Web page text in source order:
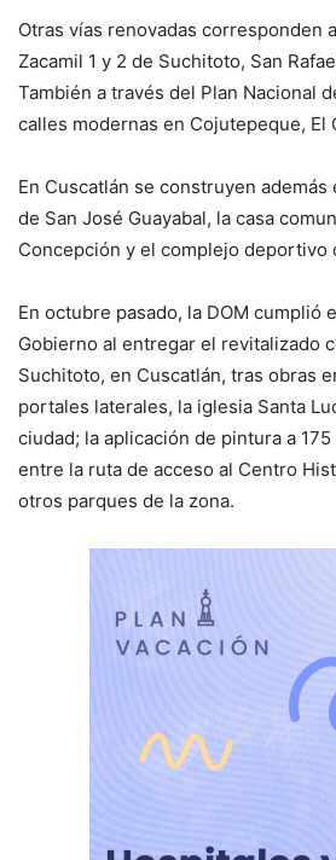
Otras vías renovadas corresponden
Zacamil 1 y 2 de Suchitoto, San
También a través del Plan Nacional
calles modernas en Cojutepeque, El
En Cuscatlán se construyen
de San José Guayabal, la casa
Concepción y el complejo deportivo
En octubre pasado, la DOM cumplió
Gobierno al entregar el revitalizado
Suchitoto, en Cuscatlán, tras obras
portales laterales, la iglesia Santa
ciudad; la aplicación de pintura a
entre la ruta de acceso al Centro
otros parques de la zona.